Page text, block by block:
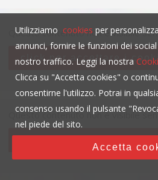
Questo contenuto non è visibile
click per accettare i
Questo contenuto non è visibile
Utilizziamo cookies per
annunci, fornire le funzioni dei
nostro traffico. Leggi la nostra
Clicca su "Accetta cookies" o
consentirne l'utilizzo. Potrai in
consenso usando il pulsante
nel piede del sito.
Accetta